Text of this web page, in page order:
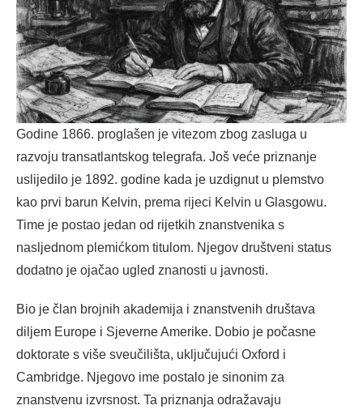
Godine 1866. proglašen je vitezom zbog zasluga u
razvoju transatlantskog telegrafa. Još veće priznanje
uslijedilo je 1892. godine kada je uzdignut u plemstvo
kao prvi barun Kelvin, prema rijeci Kelvin u Glasgowu.
Time je postao jedan od rijetkih znanstvenika s
nasljednom plemićkom titulom. Njegov društveni status
dodatno je ojačao ugled znanosti u javnosti.
Bio je član brojnih akademija i znanstvenih društava
diljem Europe i Sjeverne Amerike. Dobio je počasne
doktorate s više sveučilišta, uključujući Oxford i
Cambridge. Njegovo ime postalo je sinonim za
znanstvenu izvrsnost. Ta priznanja odražavaju